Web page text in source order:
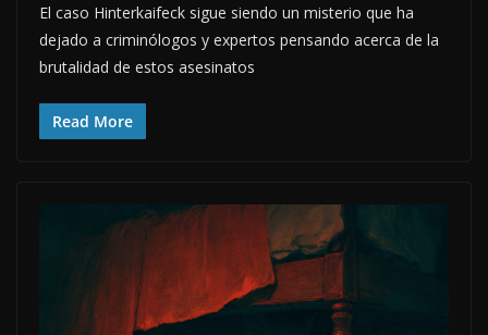
El caso Hinterkaifeck sigue siendo un misterio que ha
dejado a criminólogos y expertos pensando acerca de la
brutalidad de estos asesinatos
Read More